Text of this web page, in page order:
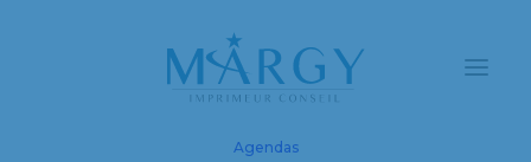
Agendas